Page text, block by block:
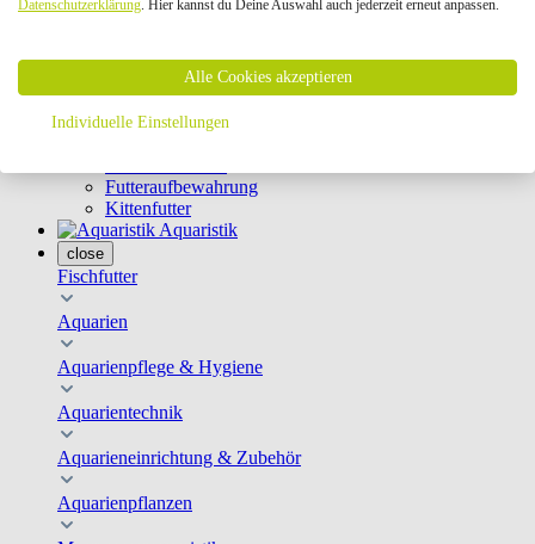
Geschirre & Leinen
Schutznetze
Kippfensterschutz
Katzenkameras
Futternäpfe
Futteraufbewahrung
Kittenfutter
Aquaristik
close
Fischfutter
Aquarien
Aquarienpflege & Hygiene
Aquarientechnik
Aquarieneinrichtung & Zubehör
Aquarienpflanzen
Datenschutzerklärung. Hier kannst du Deine Auswahl auch jederzeit erneut anpassen.
Alle Cookies akzeptieren
Individuelle Einstellungen